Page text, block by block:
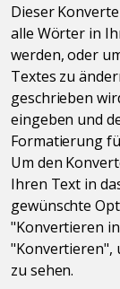
Dieser
alle Wörter in
werden, oder
Textes zu
geschrieben
eingeben und
Formatierung
Um den
Ihren Text in
gewünschte
"Konvertieren
"Konvertieren",
zu sehen.